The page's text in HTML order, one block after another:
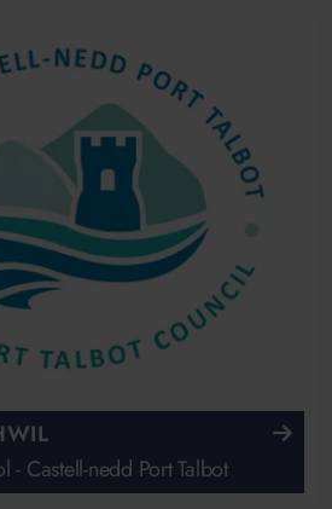
- Castell-nedd Port Talbot